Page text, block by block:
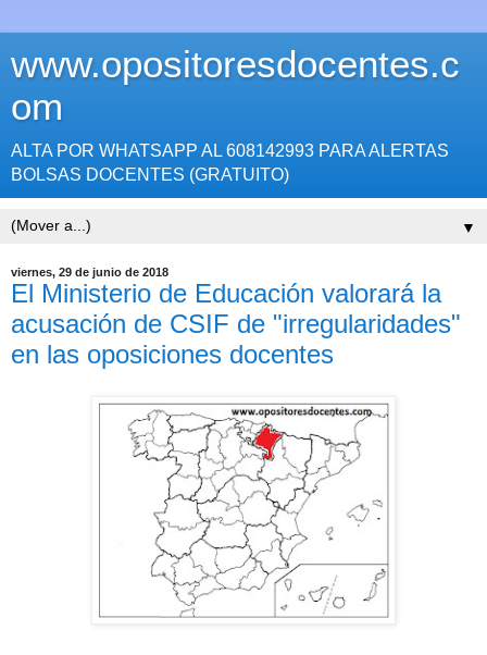
www.opositoresdocentes.c
om
ALTA POR WHATSAPP AL 608142993 PARA ALERTAS
BOLSAS DOCENTES (GRATUITO)
▼
viernes, 29 de junio de 2018
El Ministerio de Educación valorará la
acusación de CSIF de "irregularidades"
en las oposiciones docentes